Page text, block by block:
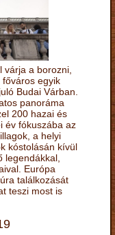
várja a borozni,
főváros egyik
Budai Várban.
panoráma
200 hazai és
év fókuszába az
a helyi
kóstolásán kívül
legendákkal,
Európa
találkozását
teszi most is